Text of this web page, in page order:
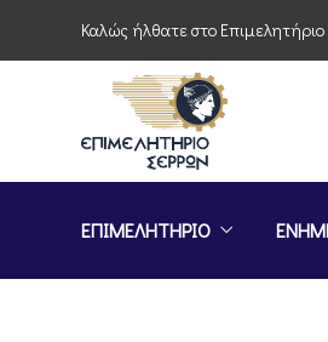
Καλώς ήλθατε στο
ΕΠΙΜΕΛΗΤΗΡΙΟ